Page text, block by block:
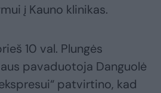
į Kauno klinikas.
10 val. Plungės
pavaduotoja Danguolė
patvirtino, kad